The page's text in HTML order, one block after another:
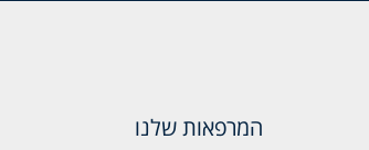
המרפאות שלנו